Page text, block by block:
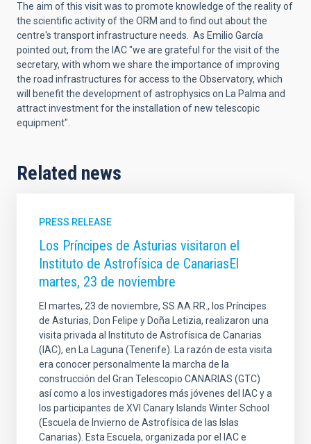
The aim of this visit was to promote knowledge of the reality of
the scientific activity of the ORM and to find out about the
centre's transport infrastructure needs. As Emilio García
pointed out, from the IAC "we are grateful for the visit of the
secretary, with whom we share the importance of improving
the road infrastructures for access to the Observatory, which
will benefit the development of astrophysics on La Palma and
attract investment for the installation of new telescopic
equipment".
Related news
PRESS RELEASE
Los Príncipes de Asturias visitaron el
Instituto de Astrofísica de CanariasEl
martes, 23 de noviembre
El martes, 23 de noviembre, SS.AA.RR., los Príncipes
de Asturias, Don Felipe y Doña Letizia, realizaron una
visita privada al Instituto de Astrofísica de Canarias
(IAC), en La Laguna (Tenerife). La razón de esta visita
era conocer personalmente la marcha de la
construcción del Gran Telescopio CANARIAS (GTC)
así como a los investigadores más jóvenes del IAC y a
los participantes de XVI Canary Islands Winter School
(Escuela de Invierno de Astrofísica de las Islas
Canarias). Esta Escuela, organizada por el IAC e